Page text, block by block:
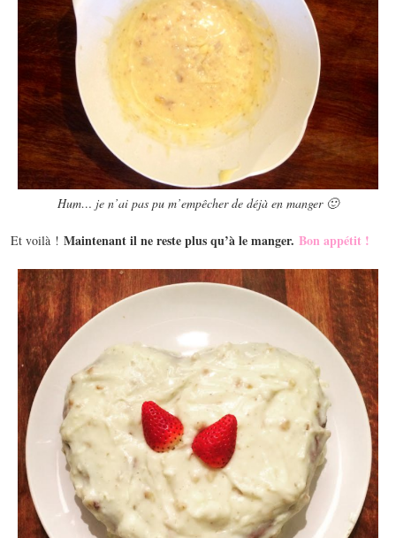
Hum… je n’ai pas pu m’empêcher de déjà en manger 🙂
Et voilà ! Maintenant il ne reste plus qu’à le manger. Bon appétit !